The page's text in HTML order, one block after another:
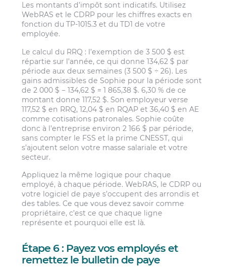
Les montants d’impôt sont indicatifs. Utilisez
WebRAS et le CDRP pour les chiffres exacts en
fonction du TP-1015.3 et du TD1 de votre
employée.
Le calcul du RRQ : l’exemption de 3 500 $ est
répartie sur l’année, ce qui donne 134,62 $ par
période aux deux semaines (3 500 $ ÷ 26). Les
gains admissibles de Sophie pour la période sont
de 2 000 $ − 134,62 $ = 1 865,38 $. 6,30 % de ce
montant donne 117,52 $. Son employeur verse
117,52 $ en RRQ, 12,04 $ en RQAP et 36,40 $ en AE
comme cotisations patronales. Sophie coûte
donc à l’entreprise environ 2 166 $ par période,
sans compter le FSS et la prime CNESST, qui
s’ajoutent selon votre masse salariale et votre
secteur.
Appliquez la même logique pour chaque
employé, à chaque période. WebRAS, le CDRP ou
votre logiciel de paye s’occupent des arrondis et
des tables. Ce que vous devez savoir comme
propriétaire, c’est ce que chaque ligne
représente et pourquoi elle est là.
Étape 6 : Payez vos employés et
remettez le bulletin de paye